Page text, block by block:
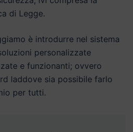
di Legge.
è introdurre nel sistema
personalizzate
e funzionanti; ovvero
laddove sia possibile farlo
per tutti.